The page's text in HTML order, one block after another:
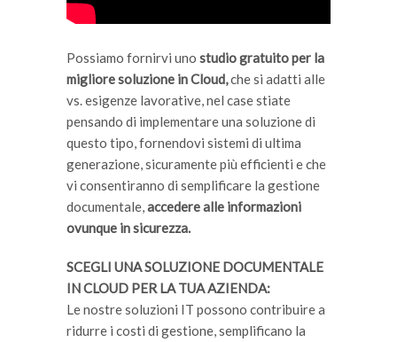
Possiamo fornirvi uno studio gratuito per la
migliore soluzione in Cloud,che si adatti alle
vs. esigenze lavorative, nel case stiate
pensando di implementare una soluzione di
questo tipo, fornendovi sistemi di ultima
generazione, sicuramente più efficienti e che
vi consentiranno di semplificare la gestione
documentale,accedere alle informazioni
ovunque in sicurezza.
SCEGLI UNA SOLUZIONE DOCUMENTALE
IN CLOUD PER LA TUA AZIENDA:
Le nostre soluzioni IT possono contribuire a
ridurre i costi di gestione, semplificano la